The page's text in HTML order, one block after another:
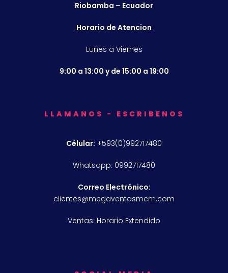
Riobamba – Ecuador
Horario de Atencion
Lunes a Viernes
9:00 a 13:00 y de 15:00 a 19:00
LLAMANOS - ESCRIBENOS
Célular: +593(0)992717480
Whatsapp: 0992717480
Correo Electrónico:
clientes@megaventasmcm.com
Ventas: Horario Extendido